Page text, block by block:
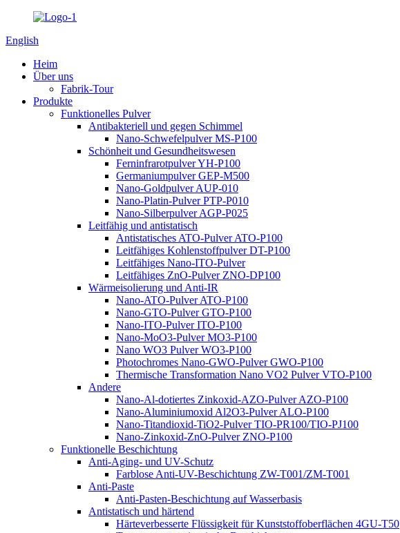
English
Heim
Über uns
Fabrik-Tour
Produkte
Funktionelles Pulver
Antibakteriell und gegen Schimmel
Nano-Schwefelpulver MS-P100
Schönheit und Gesundheitswesen
Ferninfrarotpulver YH-P100
Germaniumpulver GEP-M500
Nano-Goldpulver AUP-010
Nano-Platin-Pulver PTP-P010
Nano-Silberpulver AGP-P025
Leitfähig und antistatisch
Antistatisches ATO-Pulver ATO-P100
Leitfähiges Kohlenstoffpulver DT-P100
Leitfähiges Nano-ITO-Pulver
Leitfähiges ZnO-Pulver ZNO-DP100
Wärmeisolierung und Anti-IR
Nano-ATO-Pulver ATO-P100
Nano-GTO-Pulver GTO-P100
Nano-ITO-Pulver ITO-P100
Nano-MoO3-Pulver MO3-P100
Nano WO3 Pulver WO3-P100
Photochromes Nano-GWO-Pulver GWO-P100
Thermische Transformation Nano VO2 Pulver VTO-P100
Andere
Nano-Al-dotiertes Zinkoxid-AZO-Pulver AZO-P100
Nano-Aluminiumoxid Al2O3-Pulver ALO-P100
Nano-Titandioxid-TiO2-Pulver TIO-PR100/TIO-PJ100
Nano-Zinkoxid-ZnO-Pulver ZNO-P100
Funktionelle Beschichtung
Anti-Aging- und UV-Schutz
Farblose Anti-UV-Beschichtung ZW-T001/ZM-T001
Anti-Paste
Anti-Pasten-Beschichtung auf Wasserbasis
Antistatisch und härtend
Härteverbesserte Flüssigkeit für Kunststoffoberflächen 4GU-T50